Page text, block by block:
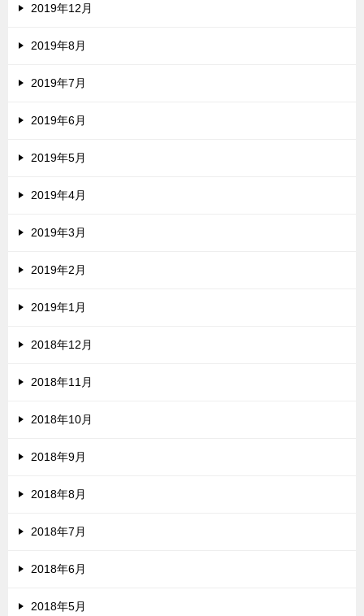
2019年12月
2019年8月
2019年7月
2019年6月
2019年5月
2019年4月
2019年3月
2019年2月
2019年1月
2018年12月
2018年11月
2018年10月
2018年9月
2018年8月
2018年7月
2018年6月
2018年5月